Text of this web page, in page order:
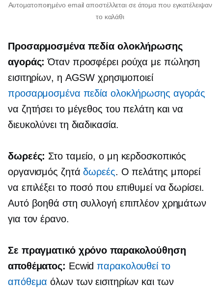
Αυτοματοποιημένο email αποστέλλεται σε άτομα που εγκατέλειψαν
το καλάθι
Προσαρμοσμένα πεδία ολοκλήρωσης
αγοράς: Όταν προσφέρει ρούχα με πώληση
εισιτηρίων, η AGSW χρησιμοποιεί
προσαρμοσμένα πεδία ολοκλήρωσης αγοράς
να ζητήσει το μέγεθος του πελάτη και να
διευκολύνει τη διαδικασία.
δωρεές: Στο ταμείο, ο μη κερδοσκοπικός
οργανισμός ζητάδωρεές. Ο πελάτης μπορεί
να επιλέξει το ποσό που επιθυμεί να δωρίσει.
Αυτό βοηθά στη συλλογή επιπλέον χρημάτων
για τον έρανο.
Σε πραγματικό χρόνο παρακολούθηση
αποθέματος: Ecwidπαρακολουθεί το
απόθεμα όλων των εισιτηρίων και των